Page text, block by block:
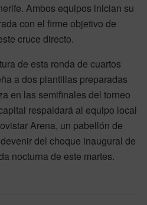
Ambos equipos inician su
con el firme objetivo de
cruce directo.
de esta ronda de cuartos
a dos plantillas preparadas
en las semifinales del torneo
respaldará al equipo local
Arena, un pabellón de
del choque inaugural de
nocturna de este martes.